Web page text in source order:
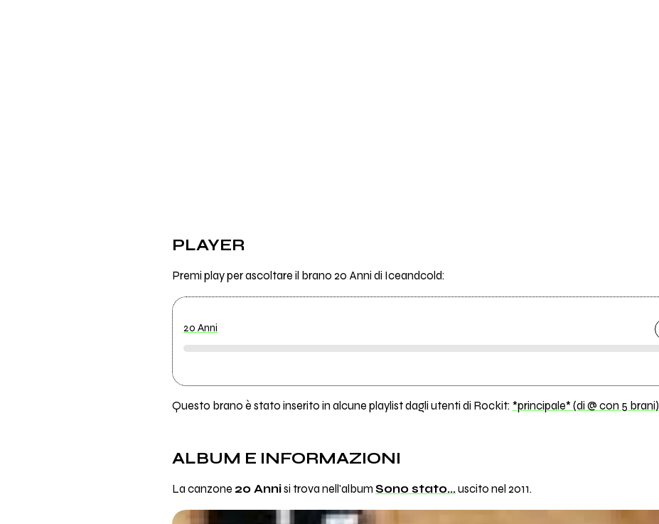
PLAYER
Premi play per ascoltare il brano 20 Anni di Iceandcold:
20 Anni
Questo brano è stato inserito in alcune playlist dagli utenti di Rockit: *principale* (di @ con 5 brani)
ALBUM E INFORMAZIONI
La canzone 20 Annisi trova nell'album Sono stato...uscito nel 2011.